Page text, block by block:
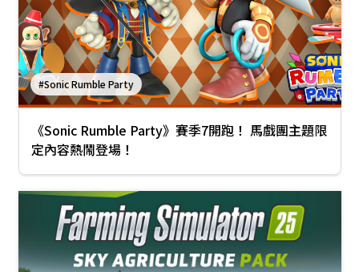
#Sonic Rumble Party
《Sonic Rumble Party》賽季7開跑！ 馬戲團主題限
定內容熱鬧登場！